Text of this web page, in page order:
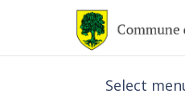
Select